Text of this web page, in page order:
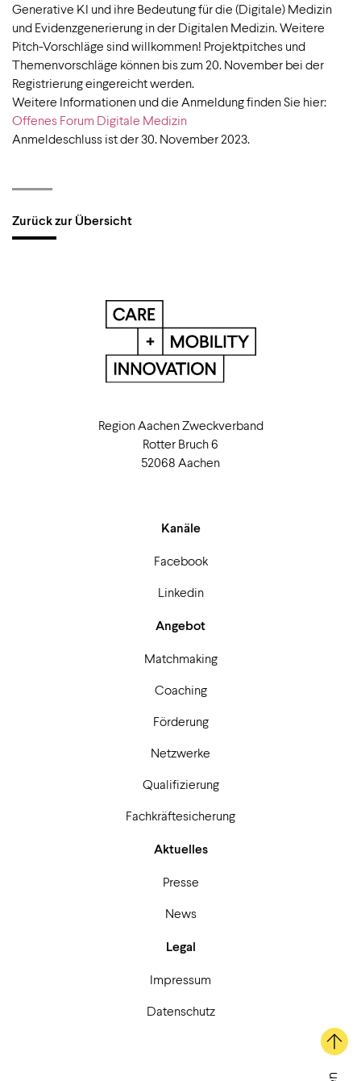
Generative KI und ihre Bedeutung für die (Digitale) Medizin
und Evidenzgenerierung in der Digitalen Medizin. Weitere
Pitch-Vorschläge sind willkommen! Projektpitches und
Themenvorschläge können bis zum 20. November bei der
Registrierung eingereicht werden.
Weitere Informationen und die Anmeldung finden Sie hier:
Offenes Forum Digitale Medizin
Anmeldeschluss ist der 30. November 2023.
Zurück zur Übersicht
Region Aachen Zweckverband
Rotter Bruch 6
52068 Aachen
Kanäle
Facebook
Linkedin
Angebot
Matchmaking
Coaching
Förderung
Netzwerke
Qualifizierung
Fachkräftesicherung
Aktuelles
Presse
News
Legal
Impressum
Datenschutz